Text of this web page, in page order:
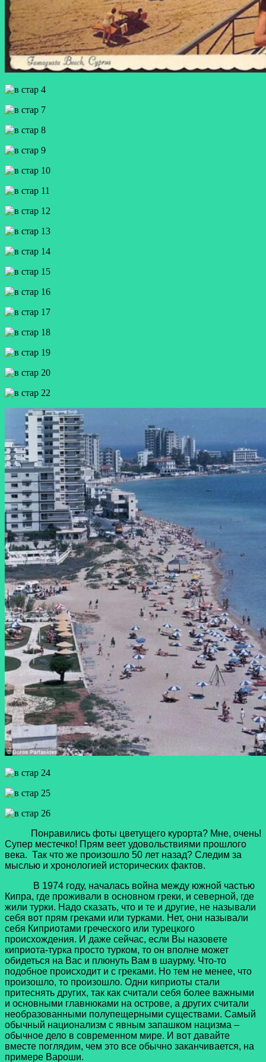
Понравились фоты цветущего курорта? Мне, очень!
Супер местечко! Прям веет удовольствиями прошлого
века. Так что же произошло 50 лет назад? Следим за
мыслью и хронологией исторических фактов.
В 1974 году, началась война между южной частью
Кипра, где проживали в основном греки, и северной, где
жили турки. Надо сказать, что и те и другие, не называли
себя вот прям греками или турками. Нет, они называли
себя Киприотами греческого или турецкого
происхождения. И даже сейчас, если Вы назовете
киприота-турка просто турком, то он вполне может
обидеться на Вас и плюнуть Вам в шаурму. Что-то
подобное происходит и с греками. Но тем не менее, что
произошло, то произошло. Одни киприоты стали
притеснять других, так как считали себя более важными
и основными главнюками на острове, а других считали
необразованными полупещерными существами. Самый
обычный национализм с явным запашком нацизма –
обычное дело в современном мире. И вот давайте
вместе поглядим, чем это все обычно заканчивается, на
примере Вароши.